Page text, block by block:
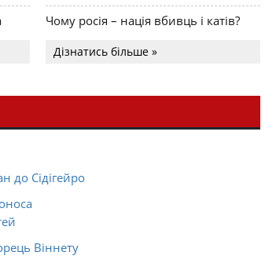
Чому росія – нація вбивць і катів?
Дізнатись більше »
до Сідігейро
Віннету